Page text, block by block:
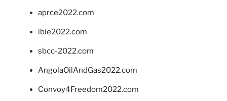
aprce2022.com
ibie2022.com
sbcc-2022.com
AngolaOilAndGas2022.com
Convoy4Freedom2022.com